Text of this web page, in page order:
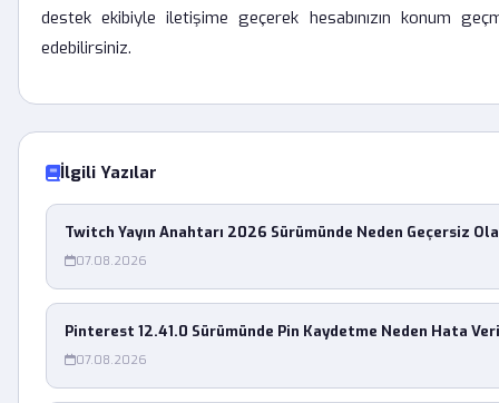
destek ekibiyle iletişime geçerek hesabınızın konum
edebilirsiniz.
İlgili Yazılar
Twitch Yayın Anahtarı 2026 Sürümünde Neden Geçersiz
07.08.2026
Pinterest 12.41.0 Sürümünde Pin Kaydetme Neden Hata
07.08.2026